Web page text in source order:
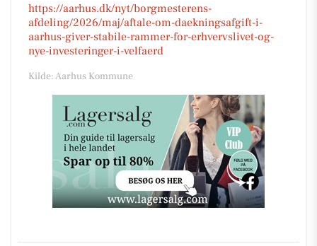
https://aarhus.dk/nyt/borgmesterens-
afdeling/2026/maj/aftale-om-daekningsafgift-i-
aarhus-giver-stabile-rammer-for-erhvervslivet-og-
nye-investeringer-i-velfaerd
Kilde: Aarhus Kommune